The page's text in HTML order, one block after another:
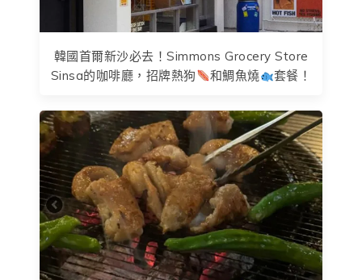
韓國首爾新沙必去！Simmons Grocery Store
Sinsa的咖啡廳，招牌熱狗
和鯛魚燒 套餐！